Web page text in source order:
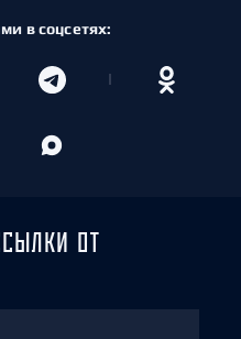
в соцсетях:
ОТ